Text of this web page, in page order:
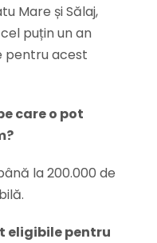
Mare și Sălaj,
puțin un an
pentru acest
care o pot
la 200.000 de
eligibile pentru